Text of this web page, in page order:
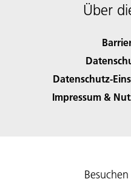
Über
Datenschutz-
Impressum &